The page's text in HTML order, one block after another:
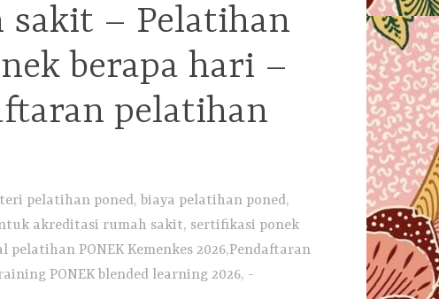
sakit – Pelatihan
berapa hari –
pelatihan
pelatihan poned, biaya pelatihan poned,
akreditasi rumah sakit, sertifikasi ponek
PONEK Kemenkes 2026,Pendaftaran
PONEK blended learning 2026,